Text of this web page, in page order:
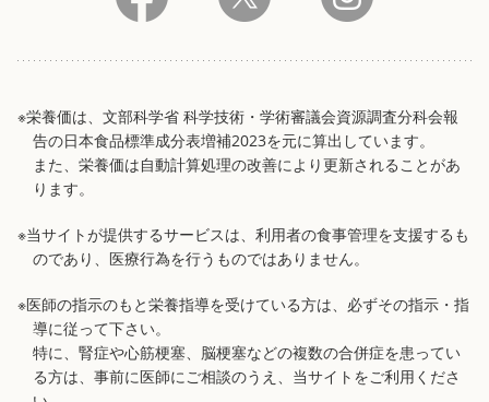
※栄養価は、文部科学省 科学技術・学術審議会資源調査分科会報
告の日本食品標準成分表増補2023を元に算出しています。
また、栄養価は自動計算処理の改善により更新されることがあ
ります。
※当サイトが提供するサービスは、利用者の食事管理を支援するも
のであり、医療行為を行うものではありません。
※医師の指示のもと栄養指導を受けている方は、必ずその指示・指
導に従って下さい。
特に、腎症や心筋梗塞、脳梗塞などの複数の合併症を患ってい
る方は、事前に医師にご相談のうえ、当サイトをご利用くださ